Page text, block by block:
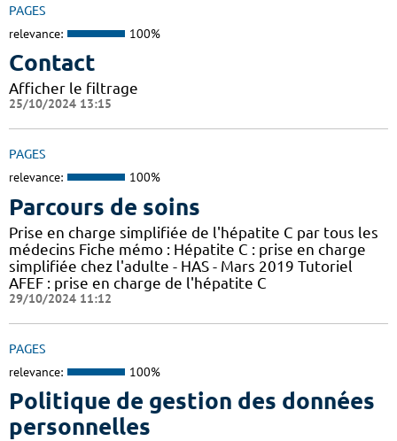
PAGES
relevance: 100%
Contact
Afficher le filtrage
25/10/2024 13:15
PAGES
relevance: 100%
Parcours de soins
Prise en charge simplifiée de l'hépatite C par tous les
médecins Fiche mémo : Hépatite C : prise en charge
simplifiée chez l'adulte - HAS - Mars 2019 Tutoriel
AFEF : prise en charge de l'hépatite C
29/10/2024 11:12
PAGES
relevance: 100%
Politique de gestion des données
personnelles